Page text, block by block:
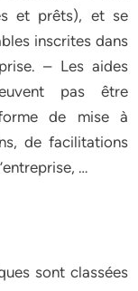
et prêts), et se
inscrites dans
– Les aides
pas être
de mise à
de facilitations
…
sont classées